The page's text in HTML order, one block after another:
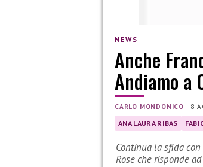
NEWS
Anche
Andiamo a
CARLO MONDONICO | 8
ANA LAURA RIBAS
Continua la sfida
Rose che risponde